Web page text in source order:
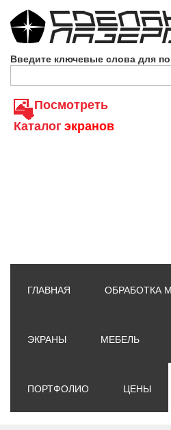
Введите ключевые слова для
Посмотреть
Каталог экранов
ГЛАВНАЯ ОБРАБОТКА
ЭКРАНЫ МЕБЕЛЬ
ПОРТФОЛИО ЦЕНЫ